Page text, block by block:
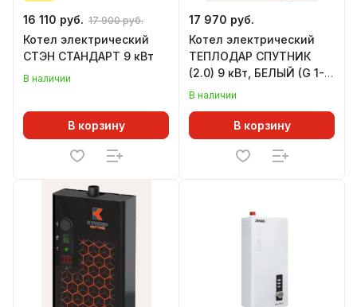
16 110 руб. 17 900 руб.
Котел электрический
СТЭН СТАНДАРТ 9 кВт
В наличии
В корзину
17 970 руб.
Котел электрический
ТЕПЛОДАР СПУТНИК
(2.0) 9 кВт, БЕЛЫЙ (G 1-
1/2")
В наличии
В корзину